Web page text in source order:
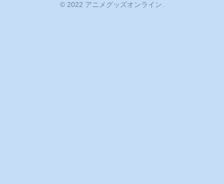
© 2022 アニメグッズオンライン.